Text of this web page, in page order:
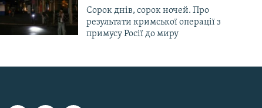
Сорок днів, сорок ночей. Про
результати кримської операції з
примусу Росії до миру